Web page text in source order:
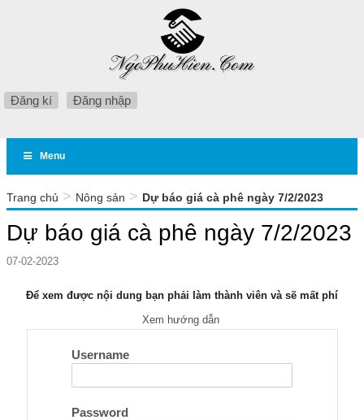
Đăng kí Đăng nhập
Menu
Trang chủ > Nông sản > Dự báo giá cà phê ngày 7/2/2023
Dự báo giá cà phê ngày 7/2/2023
07-02-2023
Để xem được nội dung bạn phải làm thành viên và sẽ mất phí
Xem hướng dẫn
Username
Password